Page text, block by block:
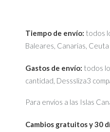
Tiempo de envío: todos
Baleares, Canarias,
Gastos de envío: todos
cantidad, Desssliza3
Para envíos a las Islas
Cambios gratuitos y 30